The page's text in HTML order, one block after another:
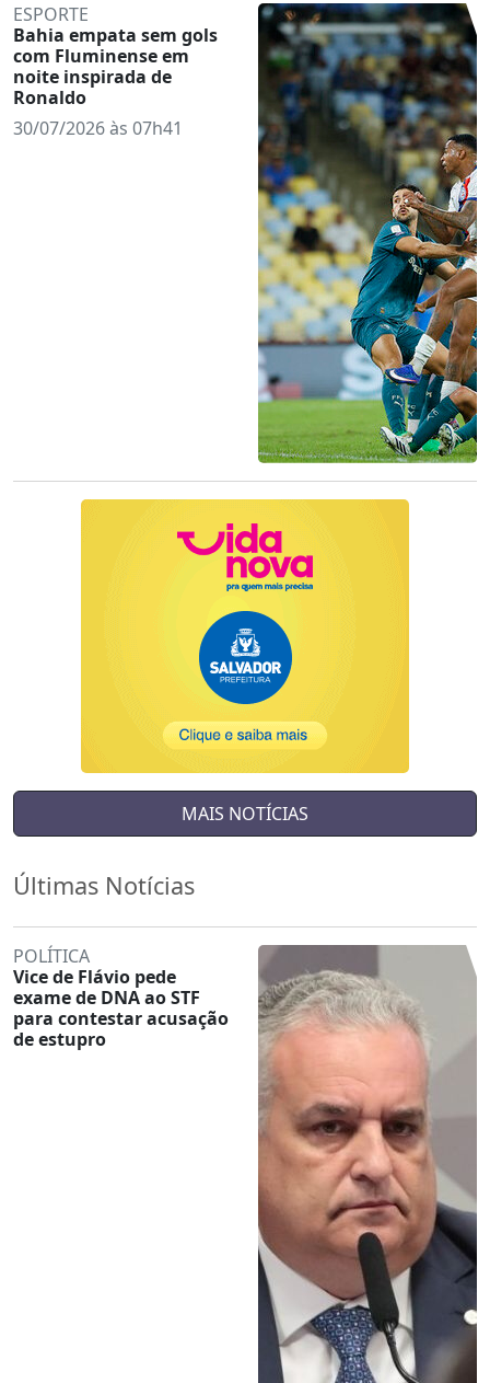
ESPORTE
Bahia empata sem gols
com Fluminense em
noite inspirada de
Ronaldo
30/07/2026 às 07h41
MAIS NOTÍCIAS
Últimas Notícias
POLÍTICA
Vice de Flávio pede
exame de DNA ao STF
para contestar acusação
de estupro